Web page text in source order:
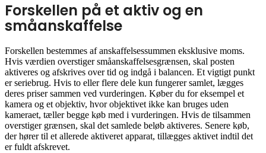
Forskellen på et aktiv og en
småanskaffelse
Forskellen bestemmes af anskaffelsessummen eksklusive moms.
Hvis værdien overstiger småanskaffelsesgrænsen, skal posten
aktiveres og afskrives over tid og indgå i balancen. Et vigtigt punkt
er seriebrug. Hvis to eller flere dele kun fungerer samlet, lægges
deres priser sammen ved vurderingen. Køber du for eksempel et
kamera og et objektiv, hvor objektivet ikke kan bruges uden
kameraet, tæller begge køb med i vurderingen. Hvis de tilsammen
overstiger grænsen, skal det samlede beløb aktiveres. Senere køb,
der hører til et allerede aktiveret apparat, tillægges aktivet indtil det
er fuldt afskrevet.